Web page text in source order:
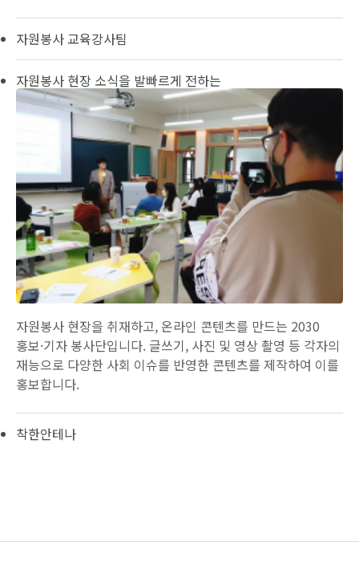
자원봉사 교육강사팀
자원봉사 현장 소식을 발빠르게 전하는
자원봉사 현장을 취재하고, 온라인 콘텐츠를 만드는 2030
홍보·기자 봉사단입니다. 글쓰기, 사진 및 영상 촬영 등 각자의
재능으로 다양한 사회 이슈를 반영한 콘텐츠를 제작하여 이를
홍보합니다.
착한안테나